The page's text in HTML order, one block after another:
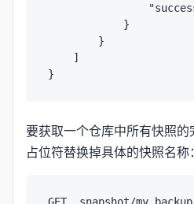
            }
        }
    ]
要获取一个仓库中所有快照的
占位符替换掉具体的快照名称：